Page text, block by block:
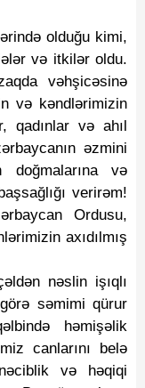
olduğu kimi,
və itkilər oldu.
vəhşicəsinə
və kəndlərimizin
qadınlar və ahıl
əzmini
doğmalarına və
verirəm!
Ordusu,
axıdılmış
nəslin işıqlı
səmimi qürur
həmişəlik
canlarını belə
və həqiqi